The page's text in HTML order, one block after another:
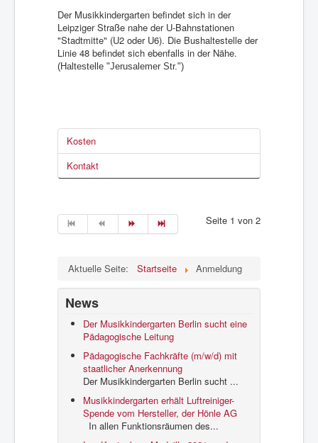
Der Musikkindergarten befindet sich in der
Leipziger Straße nahe der U-Bahnstationen
"Stadtmitte" (U2 oder U6). Die Bushaltestelle der
Linie 48 befindet sich ebenfalls in der Nähe.
(Haltestelle "Jerusalemer Str.")
Kosten
Kontakt
Seite 1 von 2
Aktuelle Seite: Startseite Anmeldung
News
Der Musikkindergarten Berlin sucht eine
Pädagogische Leitung
Pädagogische Fachkräfte (m/w/d) mit
staatlicher Anerkennung
Der Musikkindergarten Berlin sucht ...
Musikkindergarten erhält Luftreiniger-
Spende vom Hersteller, der Hönle AG
In allen Funktionsräumen des...